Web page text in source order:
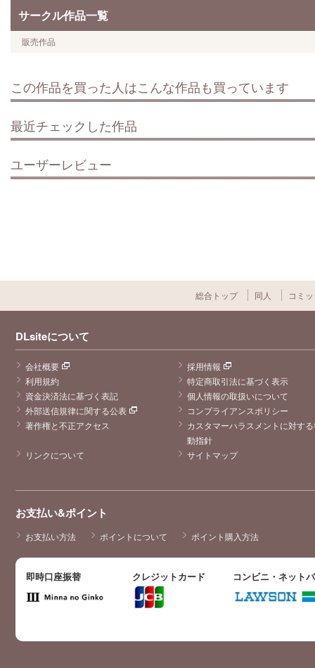
サークル作品一覧
販売作品
この作品を買った人はこんな作品も買っています
最近チェックした作品
ユーザーレビュー
総合トップ 同人 コミ
DLsiteについて
会社概要
採用情報
利用規約
特定商取引法に基づく表示
資金決済法に基づく表記
個人情報の取扱いについて
外部送信規律に関する公表
コンプライアンスポリシー
著作権と不正アクセス
カスタマーハラスメントに対す
動指針
リンクについて
サイトマップ
お支払い&ポイント
お支払い方法 ポイントについて ポイント購入方法
即時口座振替 クレジットカード コンビニ・ネット